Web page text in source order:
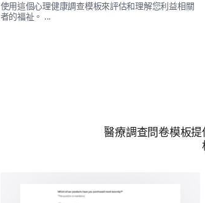
使用這個心理健康調查模板來評估和理解您利益相關
者的福祉。 ...
醫療調查問卷模板